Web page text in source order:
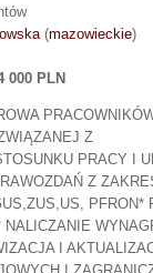
(mazowieckie)
000 PLN
Z
PRACY I
Z
PFRON*
I